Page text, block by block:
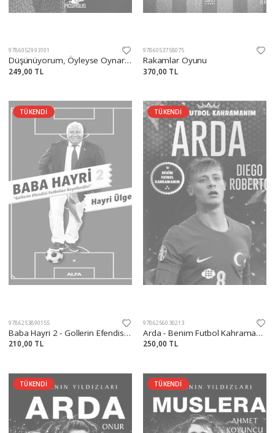
9786052993101
Düşünüyorum, Öyleyse Oynarım
249,00 TL
9786053758075
Rakamlar Oyunu
370,00 TL
TÜKENDİ
9786253890155
Baba Hayri 2 - Gollerin Efendisi, Futbolun Beyefendisi
210,00 TL
TÜKENDİ
9786256030213
Arda - Benim Futbol Kahramanım
250,00 TL
TÜKENDİ TÜKENDİ